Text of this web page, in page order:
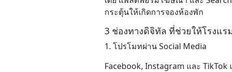
กระตุ้นให้เกิดการจองห้องพัก
3 ช่องทางดิจิทัล ที่ช่วยให้โรงแร
1. โปรโมทผ่าน Social Media
Facebook, Instagram และ